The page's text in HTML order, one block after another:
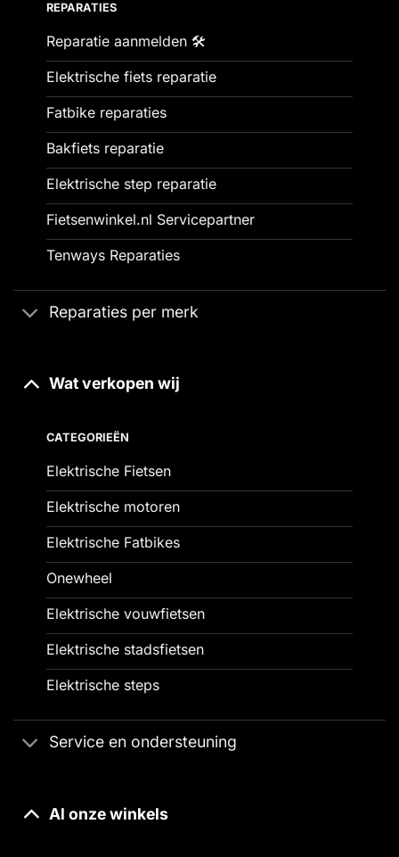
REPARATIES
Reparatie aanmelden 🛠️
Elektrische fiets reparatie
Fatbike reparaties
Bakfiets reparatie
Elektrische step reparatie
Fietsenwinkel.nl Servicepartner
Tenways Reparaties
Reparaties per merk
Wat verkopen wij
CATEGORIEËN
Elektrische Fietsen
Elektrische motoren
Elektrische Fatbikes
Onewheel
Elektrische vouwfietsen
Elektrische stadsfietsen
Elektrische steps
Service en ondersteuning
Al onze winkels